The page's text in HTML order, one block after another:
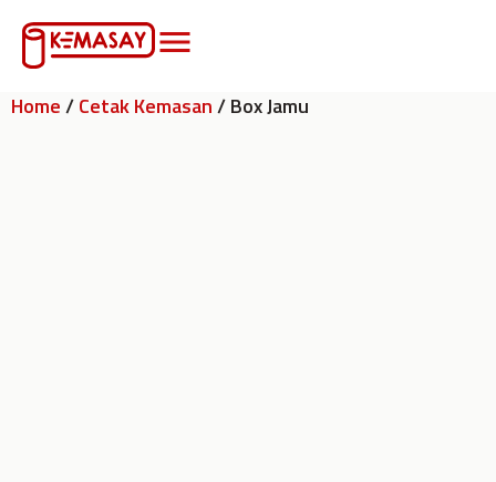
Home/Cetak Kemasan/ Box Jamu